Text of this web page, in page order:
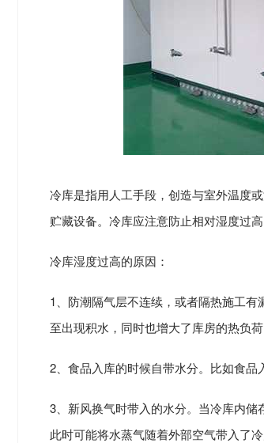
冷库是指用人工手段，创造与室外温度
贮藏设备。冷库应注意防止相对湿度过
冷库湿度过高的原因：
1、防潮隔气层不连续，或者隔热施工
至出现积水，同时也增大了库房的热负荷
2、食品入库的时候自带水分。比如食品
3、新风换气时带入的水分。当冷库内储
此时可能将水蒸气随着外部空气带入了冷